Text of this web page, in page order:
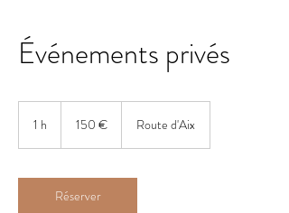
Événements privés
1 h 150 € Route d'Aix
Réserver